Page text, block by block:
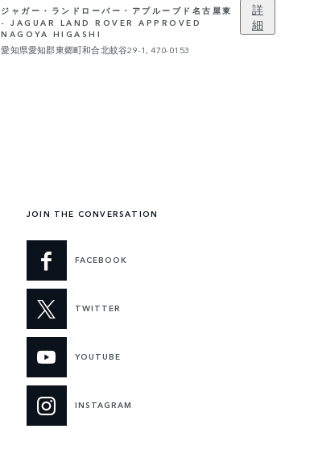
ジャガー・ランドローバー・アプルーブド名古屋東
- JAGUAR LAND ROVER APPROVED
NAGOYA HIGASHI
愛知県愛知郡東郷町和合北蚊谷29-1, 470-0153
詳
細
JOIN THE CONVERSATION
FACEBOOK
TWITTER
YOUTUBE
INSTAGRAM